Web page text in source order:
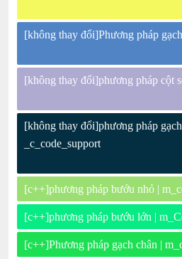
[không thay đổi]Phương pháp
[không thay đổi]phương pháp cột
[không thay đổi]phương pháp
_c_code_support
[c++]phương pháp bướu nhỏ |
[c++]phương pháp bướu lớn |
[c++]Phương pháp gạch chân |